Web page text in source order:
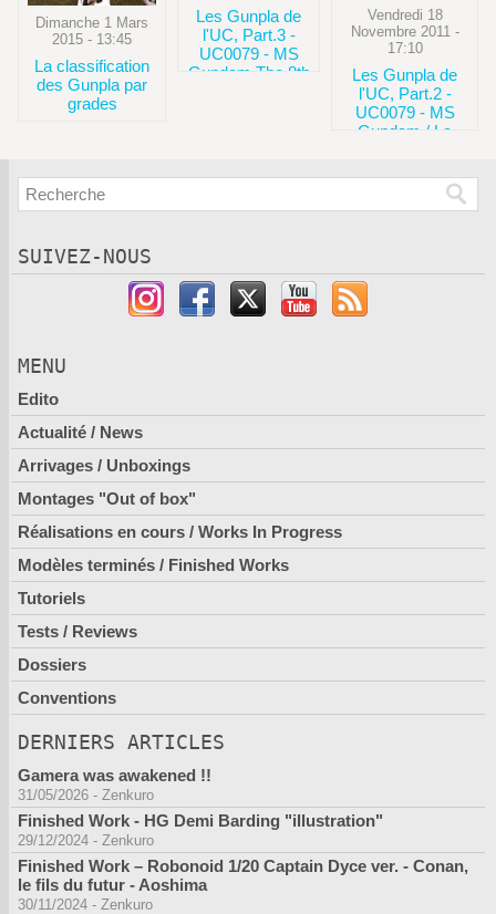
Dimanche 1 Mars
2015 - 13:45
La classification
des Gunpla par
grades
Les Gunpla de
l'UC, Part.3 -
UC0079 - MS
Gundam The 8th
Vendredi 18
Novembre 2011 -
17:10
Les Gunpla de
l'UC, Part.2 -
UC0079 - MS
Gundam / La
SUIVEZ-NOUS
MENU
Edito
Actualité / News
Arrivages / Unboxings
Montages "Out of box"
Réalisations en cours / Works In Progress
Modèles terminés / Finished Works
Tutoriels
Tests / Reviews
Dossiers
Conventions
DERNIERS ARTICLES
Gamera was awakened !!
31/05/2026 - Zenkuro
Finished Work - HG Demi Barding "illustration"
29/12/2024 - Zenkuro
Finished Work – Robonoid 1/20 Captain Dyce ver. - Conan,
le fils du futur - Aoshima
30/11/2024 - Zenkuro